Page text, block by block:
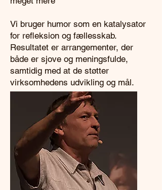
Vi bruger humor som en katalysator
for refleksion og fællesskab.
Resultatet er arrangementer, der
både er sjove og meningsfulde,
samtidig med at de støtter
virksomhedens udvikling og mål.